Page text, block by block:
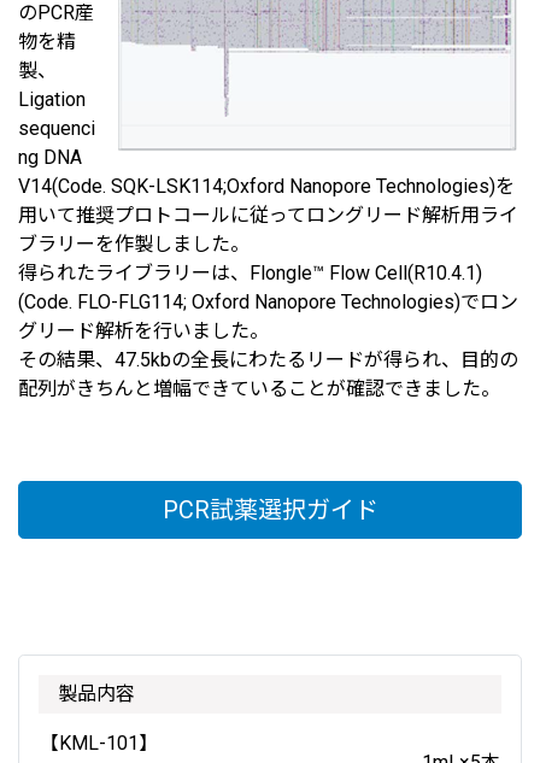
のPCR産
物を精
製、
Ligation
sequenci
ng DNA
V14(Code. SQK-LSK114;Oxford Nanopore Technologies)を
⽤いて推奨プロトコールに従ってロングリード解析⽤ライ
ブラリーを作製しました。
得られたライブラリーは、Flongle™ Flow Cell(R10.4.1)
(Code. FLO-FLG114; Oxford Nanopore Technologies)でロン
グリード解析を⾏いました。
その結果、47.5kbの全⻑にわたるリードが得られ、⽬的の
配列がきちんと増幅できていることが確認できました。
PCR試薬選択ガイド
製品内容
【KML-101】